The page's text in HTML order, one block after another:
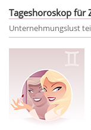
Tageshoroskop für
Unternehmungslust